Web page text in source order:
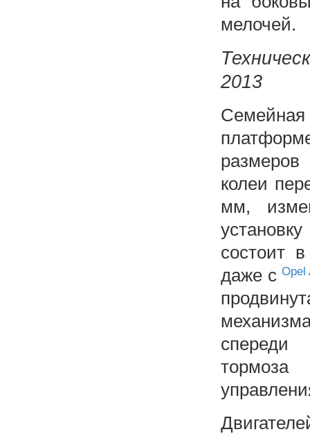
мелочей.
2013
колеи
мм,
состоит
даже сOpel
спереди
тормоза